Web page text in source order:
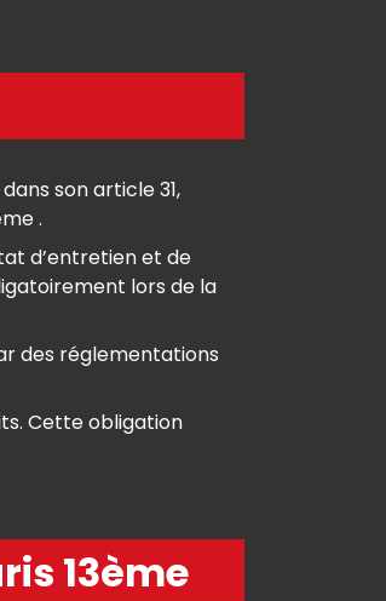
son article 31,
.
d’entretien et de
lors de la
des réglementations
Cette obligation
13ème